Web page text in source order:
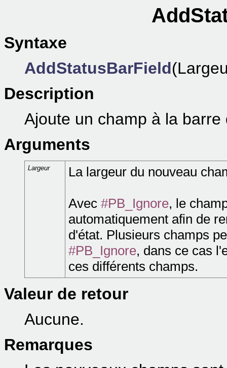
Syntaxe
AddStatusBarField
Description
Ajoute un champ à la barre
Arguments
Largeur La largeur du nouveau
Avec #PB_Ignore, le
automatiquement afin de
d'état. Plusieurs champs
#PB_Ignore, dans ce cas
ces différents champs.
Valeur de retour
Aucune.
Remarques